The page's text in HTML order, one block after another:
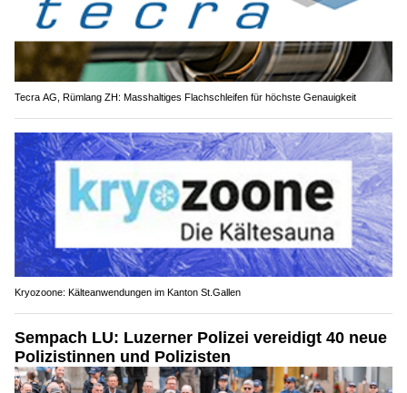
Tecra AG, Rümlang ZH: Masshaltiges Flachschleifen für höchste Genauigkeit
Kryozoone: Kälteanwendungen im Kanton St.Gallen
Sempach LU: Luzerner Polizei vereidigt 40 neue
Polizistinnen und Polizisten